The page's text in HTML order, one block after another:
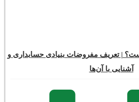
| تعریف مفروضات بنیادی حسابداری و
آشنایی با آن‌ها